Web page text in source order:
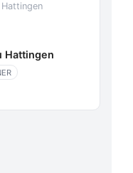
Hattingen